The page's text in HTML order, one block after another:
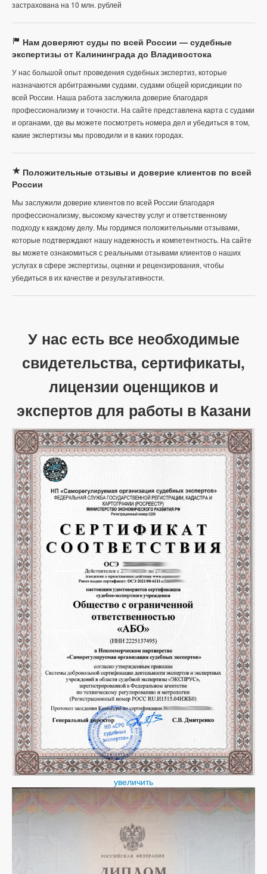
застрахована на 10 млн. рублей
Нам доверяют суды по всей России — судебные
экспертизы от Калининграда до Владивостока
У нас большой опыт проведения судебных экспертиз, которые
назначаются арбитражными судами, судами общей юрисдикции по
всей России. Наша работа заслужила доверие благодаря
профессионализму и точности. На сайте представлена карта с судами
и органами, где вы можете посмотреть номера дел и убедиться в том,
какие экспертизы мы проводили и в каких городах.
Положительные отзывы и доверие клиентов по всей
России
Мы заслужили доверие клиентов по всей России благодаря
профессионализму, высокому качеству услуг и ответственному
подходу к каждому делу. Мы гордимся положительными отзывами,
которые подтверждают нашу надежность и компетентность. На сайте
вы можете ознакомиться с реальными отзывами клиентов о наших
услугах в сфере экспертизы, оценки и рецензирования, чтобы
убедиться в их качестве и результативности.
У нас есть все необходимые
свидетельства, сертификаты,
лицензии оценщиков и
экспертов для работы в Казани
увеличить